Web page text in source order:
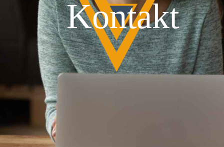
Kontakt